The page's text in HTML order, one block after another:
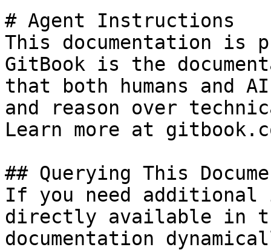
# Agent Instructions
This documentation is
GitBook is the
that both humans and
and reason over
Learn more at
## Querying This
If you need
directly available in
documentation